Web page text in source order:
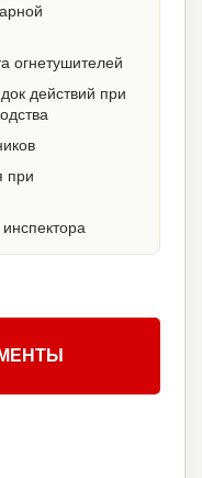
огнетушителей
действий при
при